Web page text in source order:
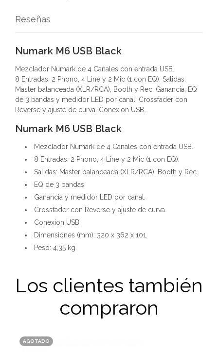
Reseñas
Numark M6 USB Black
Mezclador Numark de 4 Canales con entrada USB.
8 Entradas: 2 Phono, 4 Line y 2 Mic (1 con EQ). Salidas:
Master balanceada (XLR/RCA), Booth y Rec. Ganancia, EQ
de 3 bandas y medidor LED por canal. Crossfader con
Reverse y ajuste de curva. Conexion USB.
Numark M6 USB Black
Mezclador Numark de 4 Canales con entrada USB.
8 Entradas: 2 Phono, 4 Line y 2 Mic (1 con EQ).
Salidas: Master balanceada (XLR/RCA), Booth y Rec.
EQ de 3 bandas.
Ganancia y medidor LED por canal.
Crossfader con Reverse y ajuste de curva.
Conexion USB.
Dimensiones (mm): 320 x 362 x 101.
Peso: 4,35 kg.
Los clientes también
compraron
AGOTADO